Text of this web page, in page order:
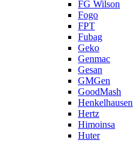
FG Wilson
Fogo
FPT
Fubag
Geko
Genmac
Gesan
GMGen
GoodMash
Henkelhausen
Hertz
Himoinsa
Huter